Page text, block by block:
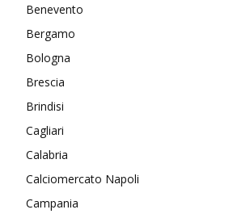
Benevento
Bergamo
Bologna
Brescia
Brindisi
Cagliari
Calabria
Calciomercato Napoli
Campania